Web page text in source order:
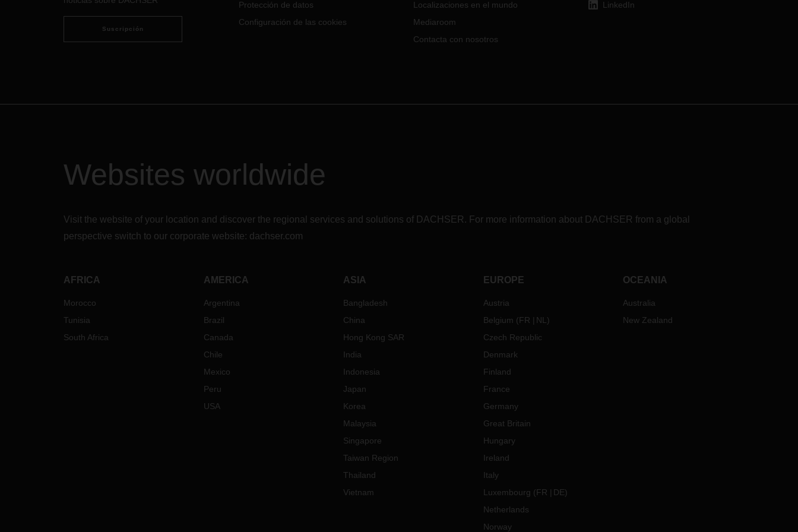
mantener cadenas de suministro
en los escenarios más exigentes.
8.500 m2 para almacenamiento en
de espera y un área de
aparcamiento para camiones.
Suscripción
Protección de datos
Configuración de las cookies
Localizaciones en el mundo
Mediaroom
Contacta con nosotros
LinkedIn
Websites worldwide
Visit the website of your location and discover the regional services and solutions of DACHSER. For more information about DACHSER from a global
perspective switch to our corporate website: dachser.com
AFRICA
Morocco
Tunisia
South Africa
AMERICA
Argentina
Brazil
Canada
Chile
Mexico
Peru
USA
ASIA
Bangladesh
China
Hong Kong SAR
India
Indonesia
Japan
Korea
Malaysia
Singapore
Taiwan Region
Thailand
Vietnam
EUROPE
Austria
Belgium (FR NL )
Czech Republic
Denmark
Finland
France
Germany
Great Britain
Hungary
Ireland
Italy
Luxembourg (FR DE)
Netherlands
Norway
OCEANIA
Australia
New Zealand